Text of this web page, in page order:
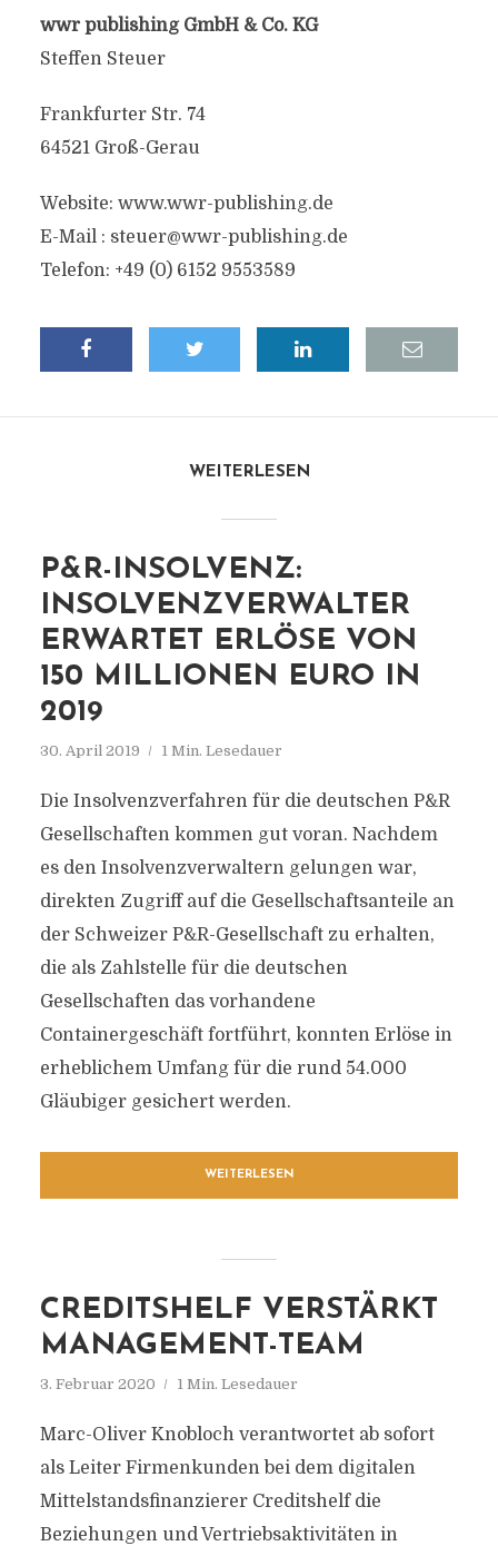
wwr publishing GmbH & Co. KG
Steffen Steuer
Frankfurter Str. 74
64521 Groß-Gerau
Website: www.wwr-publishing.de
E-Mail : steuer@wwr-publishing.de
Telefon: +49 (0) 6152 9553589
WEITERLESEN
P&R-INSOLVENZ:
INSOLVENZVERWALTER
ERWARTET ERLÖSE VON
150 MILLIONEN EURO IN
2019
30. April 2019 1 Min. Lesedauer
Die Insolvenzverfahren für die deutschen P&R
Gesellschaften kommen gut voran. Nachdem
es den Insolvenzverwaltern gelungen war,
direkten Zugriff auf die Gesellschaftsanteile an
der Schweizer P&R-Gesellschaft zu erhalten,
die als Zahlstelle für die deutschen
Gesellschaften das vorhandene
Containergeschäft fortführt, konnten Erlöse in
erheblichem Umfang für die rund 54.000
Gläubiger gesichert werden.
WEITERLESEN
CREDITSHELF VERSTÄRKT
MANAGEMENT-TEAM
3. Februar 2020 1 Min. Lesedauer
Marc-Oliver Knobloch verantwortet ab sofort
als Leiter Firmenkunden bei dem digitalen
Mittelstandsfinanzierer Creditshelf die
Beziehungen und Vertriebsaktivitäten in